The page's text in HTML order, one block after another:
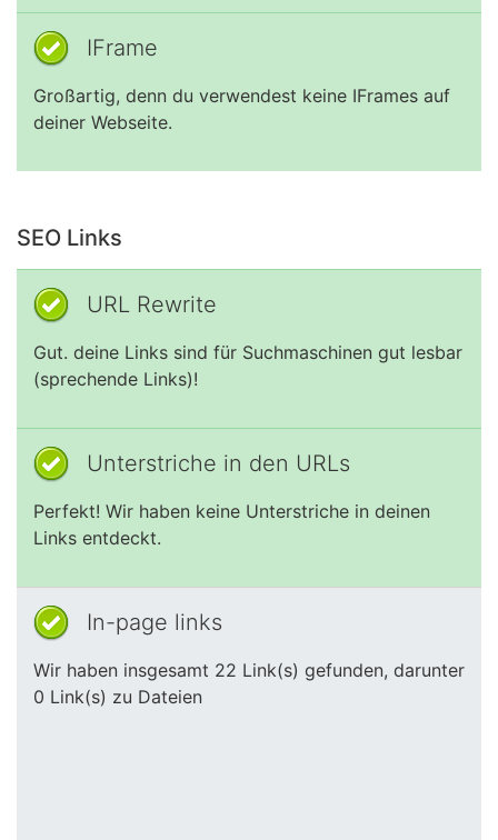
IFrame
Großartig, denn du verwendest keine IFrames auf
deiner Webseite.
SEO Links
URL Rewrite
Gut. deine Links sind für Suchmaschinen gut lesbar
(sprechende Links)!
Unterstriche in den URLs
Perfekt! Wir haben keine Unterstriche in deinen
Links entdeckt.
In-page links
Wir haben insgesamt 22 Link(s) gefunden, darunter
0 Link(s) zu Dateien